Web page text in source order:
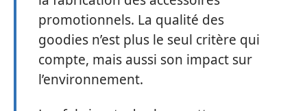
promotionnels. La qualité des
goodies n’est plus le seul critère qui
compte, mais aussi son impact sur
l’environnement.